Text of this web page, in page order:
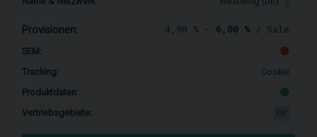
Provisionen: 4,90 % - 6,00 % / Sale
SEM:
Tracking:
Cookie
Produktdaten:
Vertriebsgebiete: